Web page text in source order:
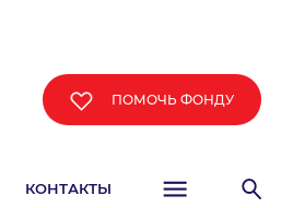
ПОМОЧЬ ФОНДУ
КОНТАКТЫ